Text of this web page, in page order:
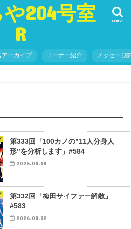
204号室
R
search
アーカイブ コーナー紹介 メッセージ
第333回「100カノの”11人分身人
形”を分析します」#584
2026.08.08
第332回「梅田サイファー解散」
#583
2026.08.02